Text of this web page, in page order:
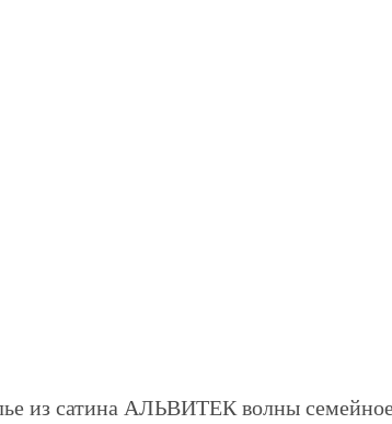
из сатина АЛЬВИТЕК волны